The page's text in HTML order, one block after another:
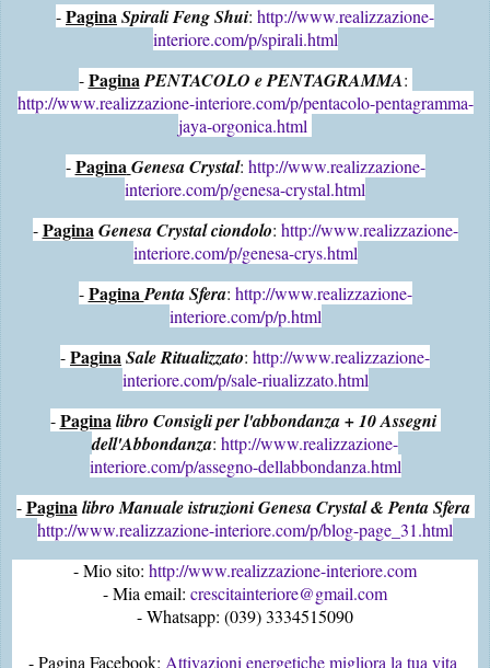
- PaginaSpirali Feng Shui: http://www.realizzazione-
interiore.com/p/spirali.html
- PaginaPENTACOLO e PENTAGRAMMA
http://www.realizzazione-interiore.com/p/pentacolo-pentagramma-
jaya-orgonica.html
- Pagina Genesa Crystal: http://www.realizzazione-
interiore.com/p/genesa-crystal.html
- Pagina Genesa Crystal ciondolo: http://www.realizzazione-
interiore.com/p/genesa-crys.html
- Pagina Penta Sfera: http://www.realizzazione-
interiore.com/p/p.html
- PaginaSale Ritualizzato: http://www.realizzazione-
interiore.com/p/sale-riualizzato.html
- Pagina libro Consigli per l'abbondanza + 10 Assegni
dell'Abbondanza: http://www.realizzazione-
interiore.com/p/assegno-dellabbondanza.html
- Pagina libro Manuale istruzioni Genesa Crystal & Penta Sfera
http://www.realizzazione-interiore.com/p/blog-page_31.html
- Mio sito: http://www.realizzazione-interiore.com
- Mia email: crescitainteriore@gmail.com
- Pagina Facebook: